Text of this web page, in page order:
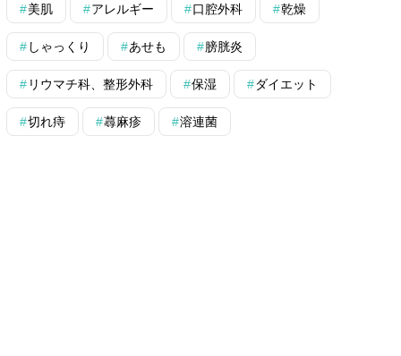
美肌 アレルギー 口腔外科 乾燥
しゃっくり あせも 膀胱炎
リウマチ科、整形外科 保湿 ダイエット
切れ痔 蕁麻疹 溶連菌